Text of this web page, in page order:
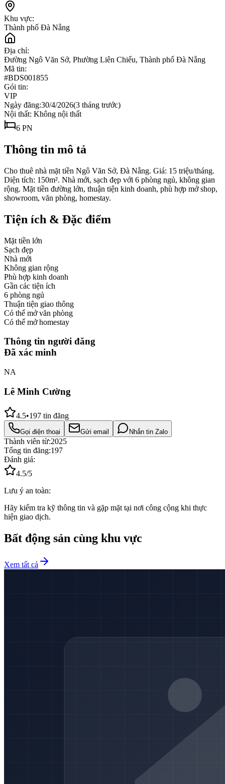
Khu vực:
Thành phố Đà Nẵng
Địa chỉ:
Đường Ngô Văn Sở, Phường Liên Chiểu, Thành phố Đà Nẵng
Mã tin:
#BDS001855
Gói tin:
VIP
Ngày đăng:30/4/2026(3 tháng trước)
Nội thất: Không nội thất
6 PN
Thông tin mô tả
Cho thuê nhà mặt tiền Ngô Văn Sở, Đà Nẵng. Giá: 15 triệu/tháng.
Diện tích: 150m². Nhà mới, sạch đẹp với 6 phòng ngủ, không gian
rộng. Mặt tiền đường lớn, thuận tiện kinh doanh, phù hợp mở shop,
showroom, văn phòng, homestay.
Tiện ích & Đặc điểm
Mặt tiền lớn
Sạch đẹp
Nhà mới
Không gian rộng
Phù hợp kinh doanh
Gần các tiện ích
6 phòng ngủ
Thuận tiện giao thông
Có thể mở văn phòng
Có thể mở homestay
Thông tin người đăng
Đã xác minh
NA
Lê Minh Cường
4.5•197 tin đăng
Gọi điện thoại Gửi email Nhắn tin Zalo
Thành viên từ:2025
Tổng tin đăng:197
Đánh giá:
4.5/5
Lưu ý an toàn:
Hãy kiểm tra kỹ thông tin và gặp mặt tại nơi công cộng khi thực
hiện giao dịch.
Bất động sản cùng khu vực
Xem tất cả